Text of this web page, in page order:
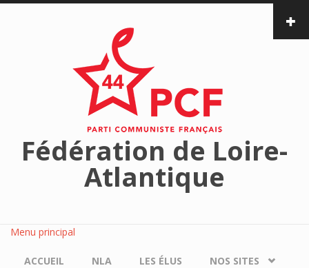
Aller au contenu principal
Fédération de Loire-
Atlantique
Menu principal
ACCUEIL NLA LES ÉLUS NOS SITES